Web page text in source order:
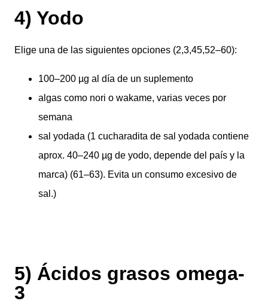
4) Yodo
Elige una de las siguientes opciones (2,3,45,52–60):
100–200 µg al día de un suplemento
algas como nori o wakame, varias veces por
semana
sal yodada (1 cucharadita de sal yodada contiene
aprox. 40–240 µg de yodo, depende del país y la
marca) (61–63). Evita un consumo excesivo de
sal.)
5) Ácidos grasos omega-
3